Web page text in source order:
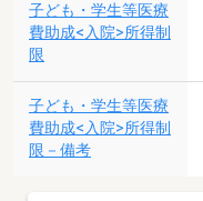
子ども・学生等医療
費助成<入院>所得制
限
子ども・学生等医療
費助成<入院>所得制
限－備考